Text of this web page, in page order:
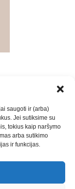
saugoti ir (arba)
Jei sutiksime su
tokius kaip naršymo
arba sutikimo
ir funkcijas.
kūrimas,
News ByAdore